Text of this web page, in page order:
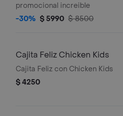
promocional increible
-30% $ 5990 $ 8500
Cajita Feliz Chicken Kids
Cajita Feliz con Chicken Kids
$ 4250